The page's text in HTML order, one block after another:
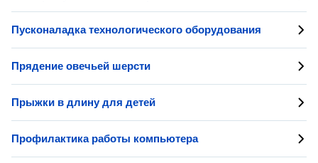
Пусконаладка технологического оборудования
Прядение овечьей шерсти
Прыжки в длину для детей
Профилактика работы компьютера